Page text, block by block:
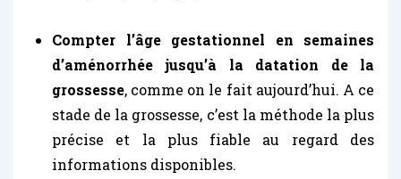
Compter l’âge gestationnel en semaines
d’aménorrhée jusqu’à la datation de la
grossesse, comme on le fait aujourd’hui. A ce
stade de la grossesse, c’est la méthode la plus
précise et la plus fiable au regard des
informations disponibles.